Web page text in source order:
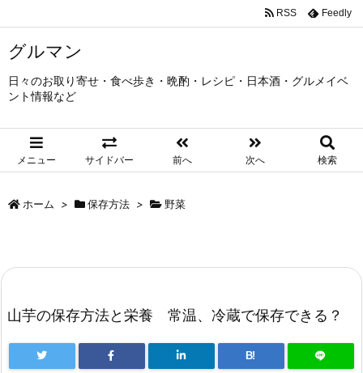
グルマン
日々のお取り寄せ・食べ歩き・晩酌・レシピ・日本酒・グルメイベ
ント情報など
メニュー サイドバー 前へ 次へ 検索
RSS Feedly
ホーム > 保存方法 > 野菜
山芋の保存方法と栄養 常温、冷蔵で保存できる？
B!